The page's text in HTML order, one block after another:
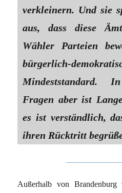
verkleinern. Und sie
aus, dass diese
Wähler Parteien
bürgerlich-
Mindeststandard.
Fragen aber ist
es ist verständlich,
ihren Rücktritt
Außerhalb von Brandenburg